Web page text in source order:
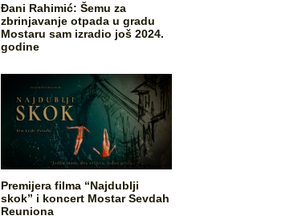
Đani Rahimić: Šemu za
zbrinjavanje otpada u gradu
Mostaru sam izradio još 2024.
godine
Premijera filma “Najdublji
skok” i koncert Mostar Sevdah
Reuniona